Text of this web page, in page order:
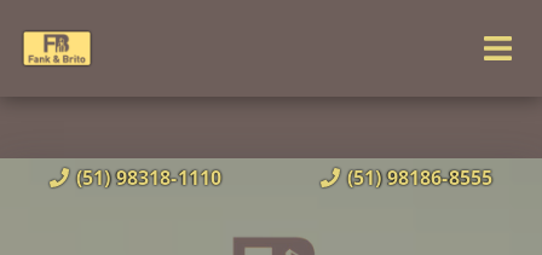
(51) 98318-1110 (51) 98186-8555